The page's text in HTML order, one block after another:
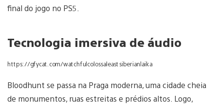
final do jogo no PS5.
Tecnologia imersiva de áudio
https://gfycat.com/watchfulcolossaleastsiberianlaika
Bloodhunt se passa na Praga moderna, uma cidade cheia
de monumentos, ruas estreitas e prédios altos. Logo,